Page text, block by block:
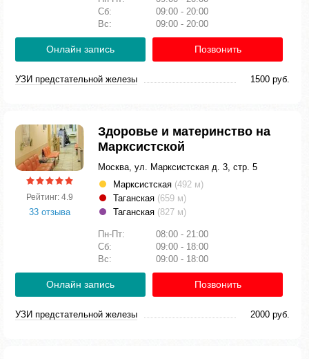
Сб:
09:00 - 20:00
Вс:
09:00 - 20:00
Онлайн запись Позвонить
УЗИ предстательной железы 1500 руб.
Рейтинг: 4.9
33 отзыва
Здоровье и материнство на
Марксистской
Москва, ул. Марксистская д. 3, стр. 5
Марксистская (492 м)
Таганская (659 м)
Таганская (827 м)
Пн-Пт:
08:00 - 21:00
Сб:
09:00 - 18:00
Вс:
09:00 - 18:00
Онлайн запись Позвонить
УЗИ предстательной железы 2000 руб.